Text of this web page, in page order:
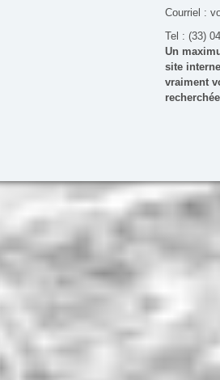
Courriel :
Tel : (33)
Un
site
vraiment